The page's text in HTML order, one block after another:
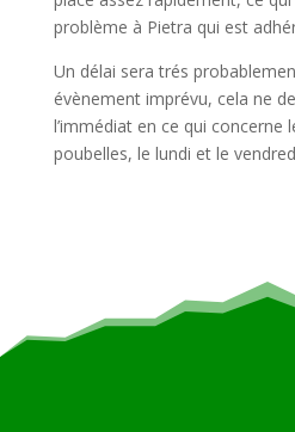
problème à Pietra qui est
Un délai sera trés
évènement imprévu, cela ne
l’immédiat en ce qui concerne
poubelles, le lundi et le